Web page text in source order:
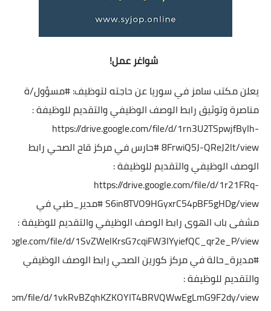
شواغر عمل!
يعلن مكتب سامز في سوريا عن حاجته لتوظيف:#مسؤول/ة
مناصرة وتوثيقرابط الوصف الوظيفي والتقديم للوظيفة :
https://drive.google.com/file/d/1rn3U2TSpwjfByIh-
8FrwiQ5J-QReJ2lt/view#حارسفي مركز قاح الصحيرابط
الوصف الوظيفي والتقديم للوظيفة :
https://drive.google.com/file/d/1r21FRq-
S6in8TVO9HGyxrC54pBF5gHDg/view#مدير_طبيفي
مشفى باب الهوىرابط الوصف الوظيفي والتقديم للوظيفة :
file/d/1SvZWelKrsG7cqiFW3IYyiefQC_qr2e_P/view
#مديرة_حالةفي مركز كورين الصحيرابط الوصف الوظيفي
والتقديم للوظيفة :
file/d/1vkRvBZqhKZKOYIT4BRVQWwEgLmG9F2dy/view